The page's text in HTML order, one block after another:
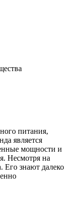
питания,
является
мощности и
Несмотря на
Его знают далеко